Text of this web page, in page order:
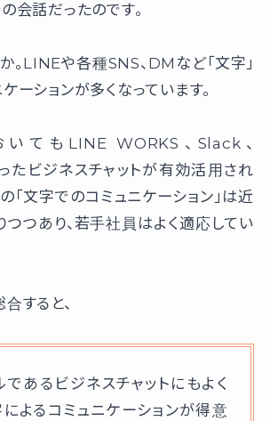
会話だったのです。
。LINEや各種SNS、DMなど「文字」
ーションが多くなっています。
てもLINE WORKS、Slack、
ビジネスチャットが有効活用され
「文字でのコミュニケーション」は近
つあり、若手社員はよく適応してい
すると、
あるビジネスチャットにもよく
よるコミュニケーションが得意